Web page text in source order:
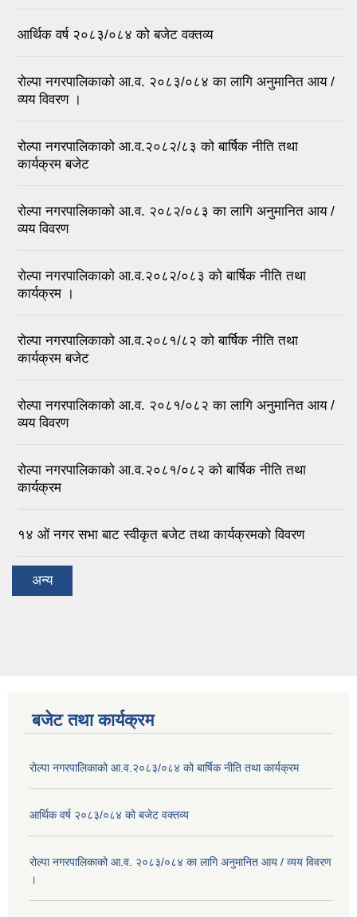
आर्थिक वर्ष २०८३/०८४ को बजेट वक्तव्य
रोल्पा नगरपालिकाको आ.व. २०८३/०८४ का लागि अनुमानित आय /
व्यय विवरण ।
रोल्पा नगरपालिकाको आ.व.२०८२/८३ को बार्षिक नीति तथा
कार्यक्रम बजेट
रोल्पा नगरपालिकाको आ.व. २०८२/०८३ का लागि अनुमानित आय /
व्यय विवरण
रोल्पा नगरपालिकाको आ.व.२०८२/०८३ को बार्षिक नीति तथा
कार्यक्रम ।
रोल्पा नगरपालिकाको आ.व.२०८१/८२ को बार्षिक नीति तथा
कार्यक्रम बजेट
रोल्पा नगरपालिकाको आ.व. २०८१/०८२ का लागि अनुमानित आय /
व्यय विवरण
रोल्पा नगरपालिकाको आ.व.२०८१/०८२ को बार्षिक नीति तथा
कार्यक्रम
१४ ओं नगर सभा बाट स्वीकृत बजेट तथा कार्यक्रमको विवरण
अन्य
बजेट तथा कार्यक्रम
रोल्पा नगरपालिकाको आ.व.२०८३/०८४ को बार्षिक नीति तथा कार्यक्रम
आर्थिक वर्ष २०८३/०८४ को बजेट वक्तव्य
रोल्पा नगरपालिकाको आ.व. २०८३/०८४ का लागि अनुमानित आय / व्यय विवरण
।